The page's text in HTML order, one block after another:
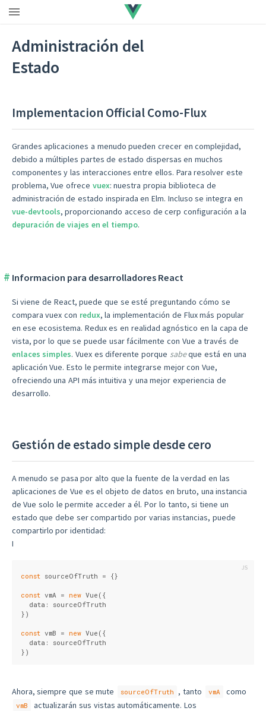
Administración del
Estado
Implementacion Official Como-Flux
Grandes aplicaciones a menudo pueden crecer en complejidad,
debido a múltiples partes de estado dispersas en muchos
componentes y las interacciones entre ellos. Para resolver este
problema, Vue ofrece vuex: nuestra propia biblioteca de
administración de estado inspirada en Elm. Incluso se integra en
vue-devtools, proporcionando acceso de cerp configuración a la
depuración de viajes en el tiempo.
Informacion para desarrolladores React
Si viene de React, puede que se esté preguntando cómo se
compara vuex con redux, la implementación de Flux más popular
en ese ecosistema. Redux es en realidad agnóstico en la capa de
vista, por lo que se puede usar fácilmente con Vue a través de
enlaces simples. Vuex es diferente porque sabeque está en una
aplicación Vue. Esto le permite integrarse mejor con Vue,
ofreciendo una API más intuitiva y una mejor experiencia de
desarrollo.
Gestión de estado simple desde cero
A menudo se pasa por alto que la fuente de la verdad en las
aplicaciones de Vue es el objeto de datos en bruto, una instancia
de Vue solo le permite acceder a él. Por lo tanto, si tiene un
estado que debe ser compartido por varias instancias, puede
compartirlo por identidad:
I
const sourceOfTruth = {}
const vmA = new Vue({
  data: sourceOfTruth
})
const vmB = new Vue({
  data: sourceOfTruth
})
Ahora, siempre que se mute sourceOfTruth , tanto vmA como
vmB
actualizarán sus vistas automáticamente. Los